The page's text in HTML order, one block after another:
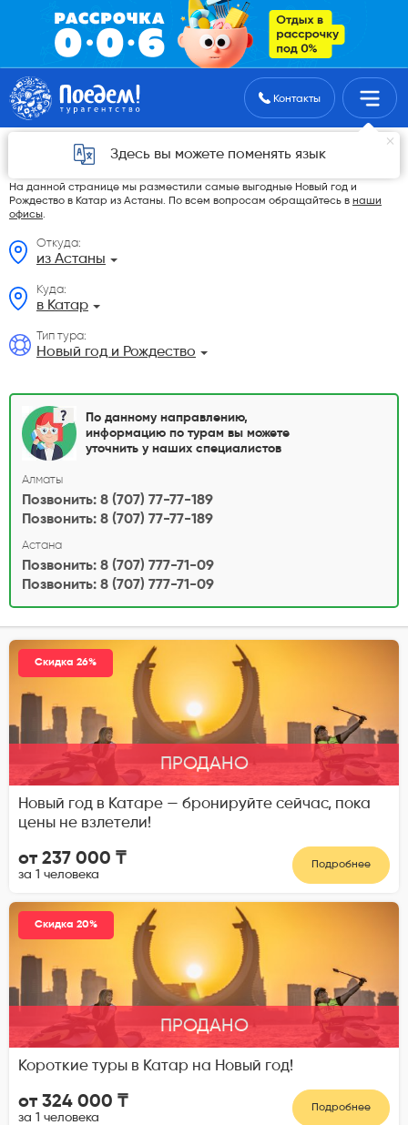
Поиск туровКонтакты
Здесь вы можете поменять язык
Новый год и Рождество в Катар из Астаны в
2026 году
На данной странице мы разместили самые выгодные Новый год и
Рождество в Катар из Астаны. По всем вопросам обращайтесь в наши
офисы.
Откуда:
из Астаны
Куда:
в Катар
Тип тура:
Новый год и Рождество
По данному направлению,
информацию по турам вы можете
уточнить у наших специалистов
Алматы
Позвонить: 8 (707) 77-77-189
Позвонить: 8 (707) 77-77-189
Астана
Позвонить: 8 (707) 777-71-09
Позвонить: 8 (707) 777-71-09
Скидка 26%
ПРОДАНО
Новый год в Катаре — бронируйте сейчас, пока
цены не взлетели!
от 237 000 ₸
за 1 человека
Подробнее
Скидка 20%
ПРОДАНО
Короткие туры в Катар на Новый год!
от 324 000 ₸
за 1 человека
Подробнее